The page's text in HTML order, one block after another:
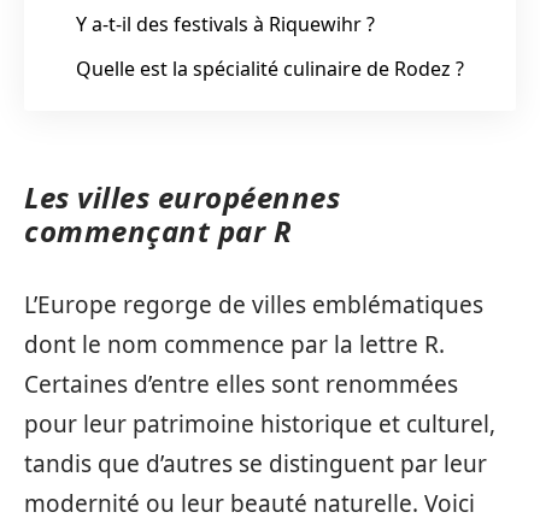
Y a-t-il des festivals à Riquewihr ?
Quelle est la spécialité culinaire de Rodez ?
Les villes européennes
commençant par R
L’Europe regorge de villes emblématiques
dont le nom commence par la lettre R.
Certaines d’entre elles sont renommées
pour leur patrimoine historique et culturel,
tandis que d’autres se distinguent par leur
modernité ou leur beauté naturelle. Voici